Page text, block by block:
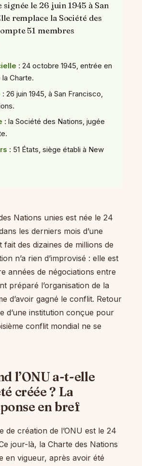
signée le 26 juin 1945 à San
remplace la Société des
51 membres
: 24 octobre 1945, entrée en
Charte.
: 26 juin 1945, à San Francisco,
: la Société des Nations, jugée
: 51 États, siège établi à New
Nations unies est née le 24
les derniers mois d’une
fait des dizaines de millions de
n’a rien d’improvisé : elle est
années de négociations entre
préparé l’organisation de la
d’avoir gagné le conflit. Retour
d’une institution conçue pour
conflit mondial ne se
l’ONU a-t-elle
créée ? La
en bref
de création de l’ONU est le 24
jour-là, la Charte des Nations
en vigueur, après avoir été